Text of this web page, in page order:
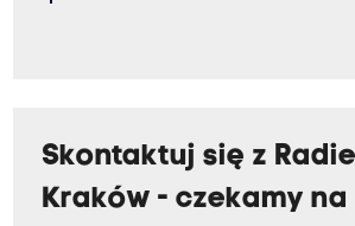
Skontaktuj się z
Kraków - czekamy